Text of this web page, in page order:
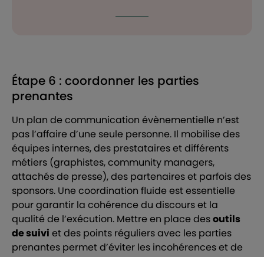
Étape 6 : coordonner les parties
prenantes
Un plan de communication évènementielle n’est
pas l’affaire d’une seule personne. Il mobilise des
équipes internes, des prestataires et différents
métiers (graphistes, community managers,
attachés de presse), des partenaires et parfois des
sponsors. Une coordination fluide est essentielle
pour garantir la cohérence du discours et la
qualité de l’exécution. Mettre en place desoutils
de suivi et des points réguliers avec les parties
prenantes permet d’éviter les incohérences et de